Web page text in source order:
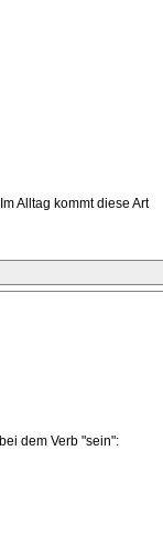
Alltag kommt diese Art
dem Verb "sein":